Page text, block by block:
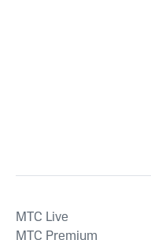
MTС Live
MTС Premium